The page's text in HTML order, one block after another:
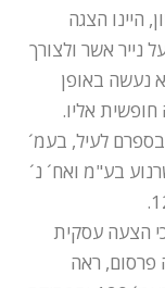
היינו הצגה
נייר אשר ולצורך
נעשה באופן
אליו.
בעניין זה ראה Russell-Clarke and Howe בספרם לעיל, בעמ´
ובפסק הדין בעניין ע"א 430/67 שרנוע בע"מ ואח´ נ´
הצעה עסקית
פרסום, ראה